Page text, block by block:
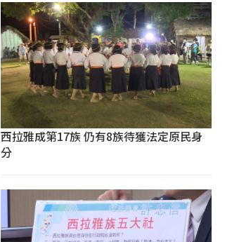
西拉雅成第17族 仍有8族待獲法定原民身
分